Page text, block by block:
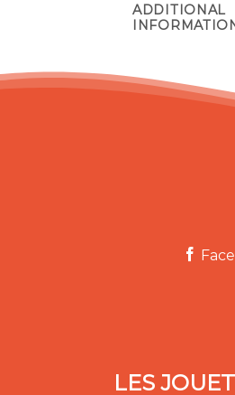
ADDITIONAL
LES